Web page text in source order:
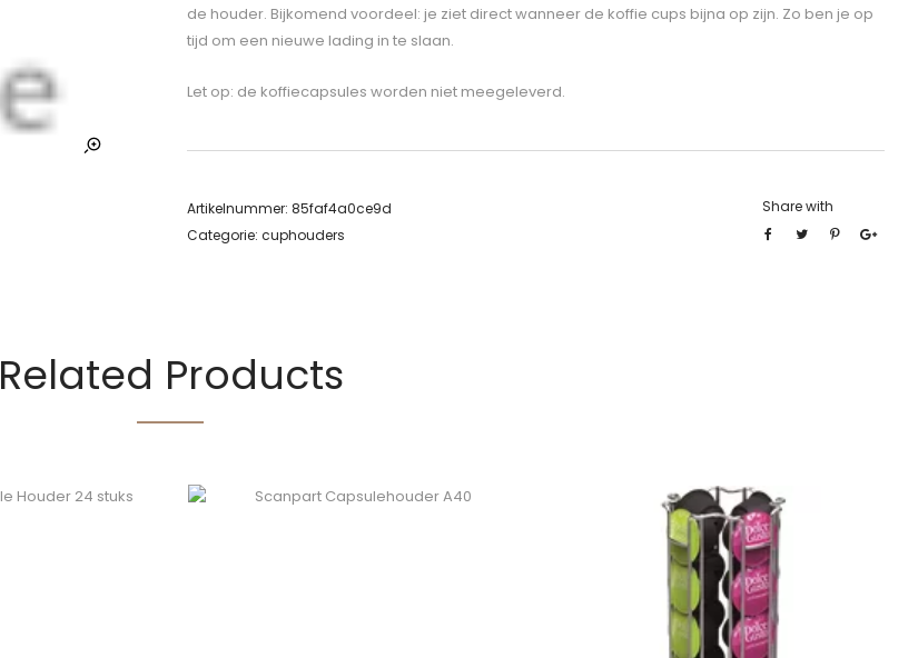
de houder. Bijkomend voordeel: je ziet direct wanneer de koffie cups bijna op zijn. Zo ben je op
tijd om een nieuwe lading in te slaan.
Let op: de koffiecapsules worden niet meegeleverd.
Artikelnummer: 85faf4a0ce9d
Categorie: cuphouders
Share with
Related Products